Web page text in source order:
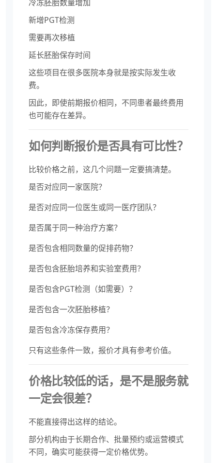
冷冻胚胎数量增加
新增PGT检测
需要再次移植
延长胚胎保存时间
这些项目在很多医院本身就是按实际发生收
费。
因此，即使前期报价相同，不同患者最终费用
也可能存在差异。
如何判断报价是否具有可比性？
比较价格之前，这几个问题一定要搞清楚。
是否对应同一家医院？
是否对应同一位医生或同一医疗团队？
是否属于同一种治疗方案？
是否包含相同数量的促排药物？
是否包含胚胎培养和实验室费用？
是否包含PGT检测（如需要）？
是否包含一次胚胎移植？
是否包含冷冻保存费用？
只有这些条件一致，报价才具有参考价值。
价格比较低的话，是不是服务就
一定会很差？
不能直接得出这样的结论。
部分机构由于长期合作、批量预约或运营模式
不同，确实可能获得一定价格优势。